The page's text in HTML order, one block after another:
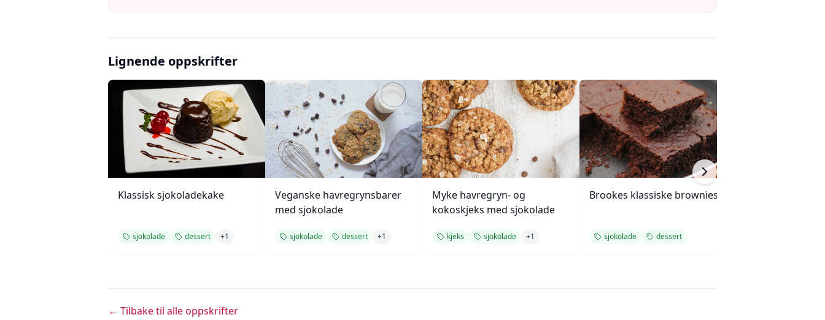
Lignende oppskrifter
Klassisk sjokoladekake
sjokolade dessert +1
Veganske havregrynsbarer
med sjokolade
sjokolade dessert +1
Myke havregryn- og
kokoskjeks med sjokolade
kjeks sjokolade +1
Brookes klassiske brownies
sjokolade dessert
← Tilbake til alle oppskrifter